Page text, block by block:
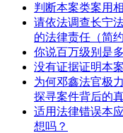
判断本案类案用
请依法调查长宁
的法律责任（简约
你说百万级别是
没有证据证明本
为何邓鑫法官极
探寻案件背后的
适用法律错误本
想吗？